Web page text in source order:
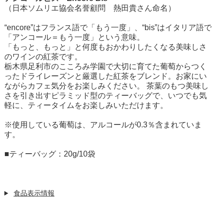
（日本ソムリエ協会名誉顧問 熱田貴さん命名）
“encore”はフランス語で「もう一度」、“bis”はイタリア語で
「アンコール＝もう一度」という意味。
「もっと、もっと」と何度もおかわりしたくなる美味しさ
のワインの紅茶です。
栃木県足利市のこころみ学園で大切に育てた葡萄からつく
ったドライレーズンと厳選した紅茶をブレンド。お家にい
ながらカフェ気分をお楽しみください。 茶葉のもつ美味し
さを引き出すピラミッド型のティーバッグで、いつでも気
軽に、ティータイムをお楽しみいただけます。
※使用している葡萄は、アルコールが0.3％含まれていま
す。
■ティーバッグ：20g/10袋
食品表示情報